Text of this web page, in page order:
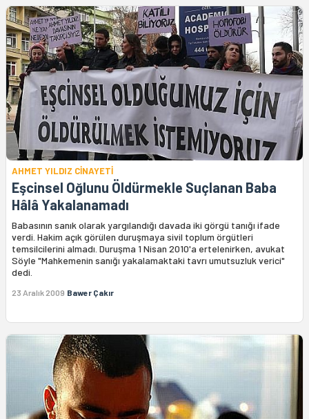
AHMET YILDIZ CİNAYETİ
Eşcinsel Oğlunu Öldürmekle Suçlanan Baba
Hâlâ Yakalanamadı
Babasının sanık olarak yargılandığı davada iki görgü tanığı ifade
verdi. Hakim açık görülen duruşmaya sivil toplum örgütleri
temsilcilerini almadı. Duruşma 1 Nisan 2010'a ertelenirken, avukat
Söyle "Mahkemenin sanığı yakalamaktaki tavrı umutsuzluk verici"
dedi.
23 Aralık 2009 Bawer Çakır